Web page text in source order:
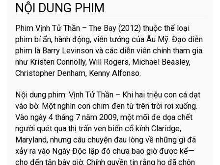
NỘI DUNG PHIM
Phim Vịnh Tử Thần – The Bay (2012) thuộc thể loại
phim bí ẩn, hành động, viễn tưởng của Âu Mỹ. Đạo diễn
phim là Barry Levinson và các diễn viên chính tham gia
như Kristen Connolly, Will Rogers, Michael Beasley,
Christopher Denham, Kenny Alfonso.
Nội dung phim: Vịnh Tử Thần – Khi hai triệu con cá dạt
vào bờ. Một nghìn con chim đen từ trên trời rơi xuống.
Vào ngày 4 tháng 7 năm 2009, một mối đe dọa chết
người quét qua thị trấn ven biển cổ kính Claridge,
Maryland, nhưng câu chuyện đau lòng về những gì đã
xảy ra vào Ngày Độc lập đó chưa bao giờ được kể—
cho đến tận bây giờ. Chính quyền tin rằng họ đã chôn